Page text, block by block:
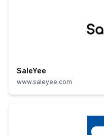
SaleYee
www.saleyee.com